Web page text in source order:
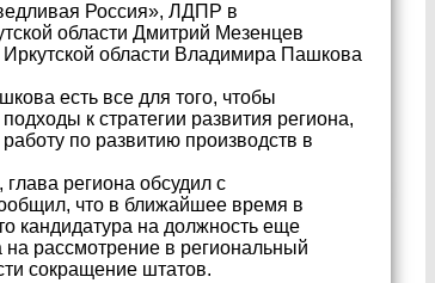
Россия», ЛДПР в
области Дмитрий Мезенцев
области Владимира Пашкова
есть все для того, чтобы
к стратегии развития региона,
по развитию производств в
региона обсудил с
что в ближайшее время в
кандидатура на должность еще
на рассмотрение в региональный
сокращение штатов.